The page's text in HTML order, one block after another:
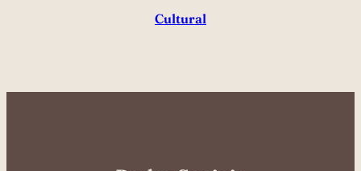
Cultural